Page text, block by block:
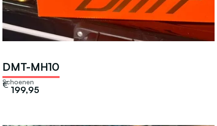
DMT-MH10
Schoenen
199,95
€